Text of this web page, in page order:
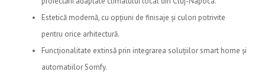
Estetică modernă, cu opțiuni de finisaje și culori potrivite
pentru orice arhitectură.
Funcționalitate extinsă prin integrarea soluțiilor smart home și
automatiilor Somfy.